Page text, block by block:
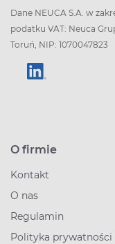
Dane NEUCA S.A. w
podatku VAT: Neuca
Toruń, NIP: 1070047823
O firmie
Kontakt
O nas
Regulamin
Polityka prywatności